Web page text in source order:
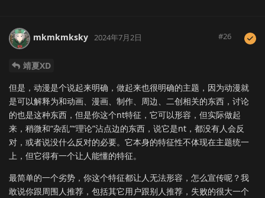
mkmkmksky 2024年7月2日 #26
靖夏XD
但是，动漫是个说起来明确，做起来也很明确的主题，因为动漫就
是可以解释为和动画、漫画、制作、周边、二创相关的东西，讨论
的也是这种东西，但是你这个nt特征，它可以形容，但实际做起
来，稍微和“杂乱”“理论”沾点边的东西，说它是nt，都没有人会反
对，或者说没什么反对的必要。它本身的特征性不体现在主题统一
上，但它得有一个让人能懂的特征。
最简单的一个劣势，你这个特征都让人无法形容，怎么宣传呢？我
敢说你跟周围人推荐，包括其它用户跟别人推荐，失败的很大一个